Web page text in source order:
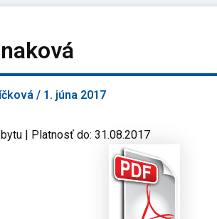
/ 1. júna 2017
| Platnosť do: 31.08.2017